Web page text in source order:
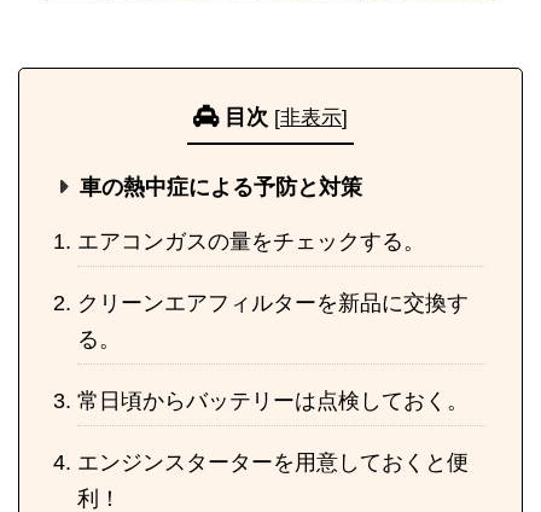
目次 [非表示]
車の熱中症による予防と対策
エアコンガスの量をチェックする。
クリーンエアフィルターを新品に交換す
る。
常日頃からバッテリーは点検しておく。
エンジンスターターを用意しておくと便
利！